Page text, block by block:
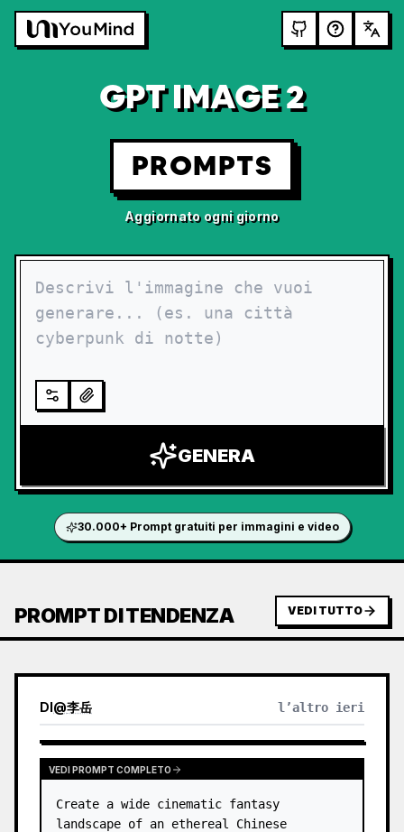
GPT IMAGE 2
PROMPTS
Aggiornato ogni giorno
GENERA
30.000+ Prompt gratuiti per immagini e video
PROMPT DI TENDENZA VEDI TUTTO
DI@李岳 l’altro ieri
VEDI PROMPT COMPLETO
Create a wide cinematic fantasy
landscape of an ethereal Chinese